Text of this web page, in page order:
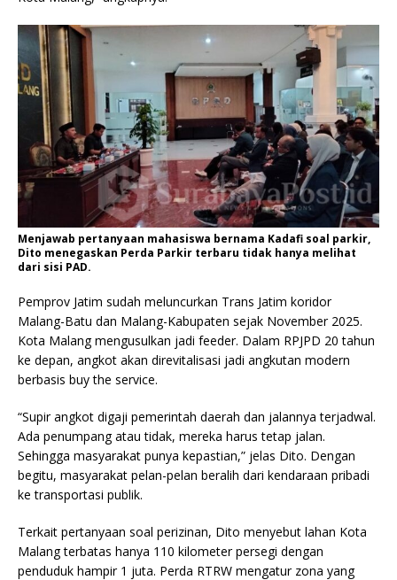
Menjawab pertanyaan mahasiswa bernama Kadafi soal parkir,
Dito menegaskan Perda Parkir terbaru tidak hanya melihat
dari sisi PAD.
Pemprov Jatim sudah meluncurkan Trans Jatim koridor
Malang-Batu dan Malang-Kabupaten sejak November 2025.
Kota Malang mengusulkan jadi feeder. Dalam RPJPD 20 tahun
ke depan, angkot akan direvitalisasi jadi angkutan modern
berbasis buy the service.
“Supir angkot digaji pemerintah daerah dan jalannya terjadwal.
Ada penumpang atau tidak, mereka harus tetap jalan.
Sehingga masyarakat punya kepastian,” jelas Dito. Dengan
begitu, masyarakat pelan-pelan beralih dari kendaraan pribadi
ke transportasi publik.
Terkait pertanyaan soal perizinan, Dito menyebut lahan Kota
Malang terbatas hanya 110 kilometer persegi dengan
penduduk hampir 1 juta. Perda RTRW mengatur zona yang